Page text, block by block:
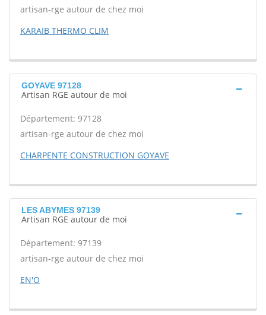
artisan-rge autour de chez moi
KARAIB THERMO CLIM
GOYAVE 97128
Artisan RGE autour de moi
Département: 97128
artisan-rge autour de chez moi
CHARPENTE CONSTRUCTION GOYAVE
LES ABYMES 97139
Artisan RGE autour de moi
Département: 97139
artisan-rge autour de chez moi
EN'O